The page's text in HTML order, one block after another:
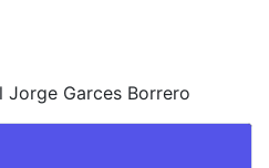
Garces Borrero